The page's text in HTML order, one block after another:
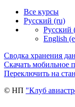
Все курсы
Русский ‎(ru)‎
Русский
English
Сводка хранения
Скачать мобильное
Переключить на
© НП "Клуб